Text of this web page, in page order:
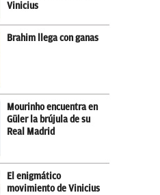
Vinicius
Brahim llega con ganas
Mourinho encuentra en
Güler la brújula de su
Real Madrid
El enigmático
movimiento de Vinicius